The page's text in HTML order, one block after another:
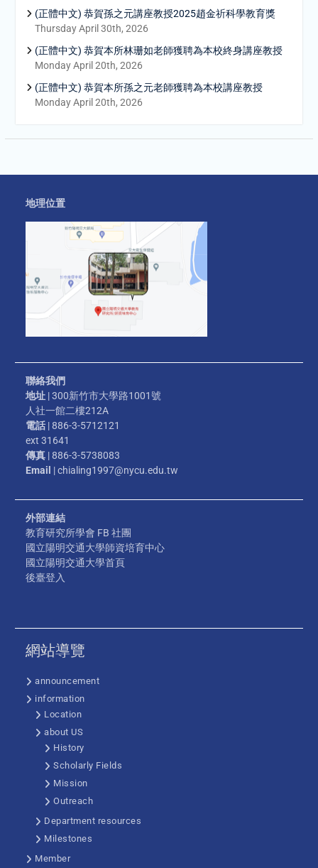
(正體中文) 恭賀孫之元講座教授2025趙金祈科學教育獎
Thursday April 30th, 2026
(正體中文) 恭賀本所林珊如老師獲聘為本校終身講座教授
Monday April 20th, 2026
(正體中文) 恭賀本所孫之元老師獲聘為本校講座教授
Monday April 20th, 2026
地理位置
聯絡我們
地址 | 300新竹市大學路1001號
人社一館二樓212A
電話 | 886-3-5712121
ext 31641
傳真 | 886-3-5738083
Email | chialing1997@nycu.edu.tw
外部連結
教育研究所學會 FB 社團
國立陽明交通大學師資培育中心
國立陽明交通大學首頁
後臺登入
網站導覽
announcement
information
Location
about US
History
Scholarly Fields
Mission
Outreach
Department resources
Milestones
Member